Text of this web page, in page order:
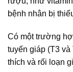
bệnh nhân bị
Có một trường
tuyến giáp (T3
thích và rối loạn